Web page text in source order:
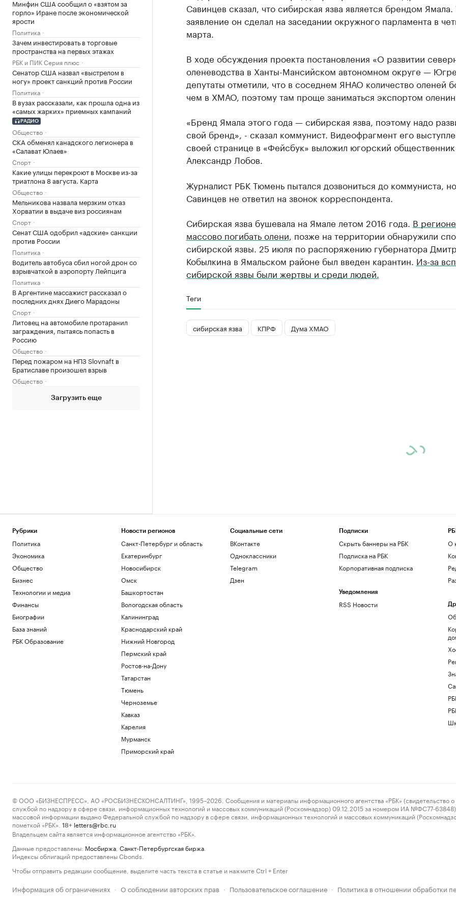
Минфин США сообщил о «взятом за
горло» Иране после экономической
ярости
Политика
Зачем инвестировать в торговые
пространства на первых этажах
РБК и ПИК Серия плюс
Сенатор США назвал «выстрелом в
ногу» проект санкций против России
Политика
В вузах рассказали, как прошла одна из
«самых жарких» приемных кампаний
РАДИО
Общество
СКА обменял канадского легионера в
«Салават Юлаев»
Спорт
Какие улицы перекроют в Москве из-за
триатлона 8 августа. Карта
Общество
Мельникова назвала мерзким отказ
Хорватии в выдаче виз россиянам
Спорт
Сенат США одобрил «адские» санкции
против России
Политика
Водитель автобуса сбил ногой дрон со
взрывчаткой в аэропорту Лейпцига
Политика
В Аргентине массажист рассказал о
последних днях Диего Марадоны
Спорт
Литовец на автомобиле протаранил
заграждения, пытаясь попасть в
Россию
Общество
Перед пожаром на НПЗ Slovnaft в
Братиславе произошел взрыв
Общество
Загрузить еще
Савинцев сказал, что сибирская язва является брендом Ямала.
заявление он сделал на заседании окружного парламента в
марта.
В ходе обсуждения проекта постановления «О развитии
оленеводства в Ханты-Мансийском автономном округе —
депутаты отметили, что в соседнем ЯНАО количество оленей
чем в ХМАО, поэтому там проще заниматься экспортом
«Бренд Ямала этого года — сибирская язва, поэтому надо
свой бренд», - сказал коммунист. Видеофрагмент его
своей странице в «Фейсбук» выложил югорский общественник
Александр Лобов.
Журналист РБК Тюмень пытался дозвониться до коммуниста, но
Савинцев не ответил на звонок корреспондента.
Сибирская язва бушевала на Ямале летом 2016 года. В
массово погибать олени , позже на территории обнаружили
сибирской язвы. 25 июля по распоряжению губернатора
Кобылкина в Ямальском районе был введен карантин. Из-за
сибирской язвы были жертвы и среди людей.
Теги
сибирская язва КПРФ Дума ХМАО
Рубрики
Политика
Экономика
Общество
Бизнес
Технологии и медиа
Финансы
Биографии
База знаний
РБК Образование
Новости регионов
Санкт-Петербург и область
Екатеринбург
Новосибирск
Омск
Башкортостан
Вологодская область
Калининград
Краснодарский край
Нижний Новгород
Пермский край
Ростов-на-Дону
Татарстан
Тюмень
Черноземье
Кавказ
Карелия
Мурманск
Приморский край
Социальные сети
ВКонтакте
Одноклассники
Telegram
Дзен
Подписки
Скрыть баннеры на РБК
Подписка на РБК
Корпоративная подписка
Уведомления
RSS Новости
О
© ООО «БИЗНЕСПРЕСС», АО «РОСБИЗНЕСКОНСАЛТИНГ», 1995–2026. Сообщения и материалы информационного агентства «РБК» (свидетельство о
службой по надзору в сфере связи, информационных технологий и массовых коммуникаций (Роскомнадзор) 09.12.2015 за номером ИА №ФС77-63848)
массовой информации выдано Федеральной службой по надзору в сфере связи, информационных технологий и массовых коммуникаций
пометкой «РБК».
18+ letters@rbc.ru
Владельцем сайта является информационное агентство «РБК».
Данные предоставлены: Мосбиржа Санкт-Петербургская биржа
Индексы облигаций предоставлены Cbonds.
Чтобы отправить редакции сообщение, выделите часть текста в статье и нажмите Ctrl + Enter
Информация об ограничениях · О соблюдении авторских прав · Пользовательское соглашение · Политика в отношении обработки